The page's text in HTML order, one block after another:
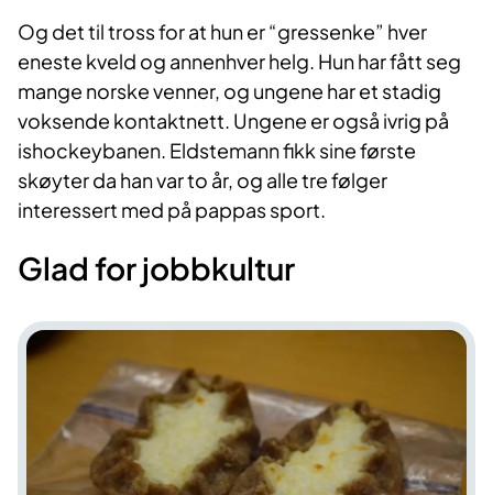
Og det til tross for at hun er “gressenke” hver
eneste kveld og annenhver helg. Hun har fått seg
mange norske venner, og ungene har et stadig
voksende kontaktnett. Ungene er også ivrig på
ishockeybanen. Eldstemann fikk sine første
skøyter da han var to år, og alle tre følger
interessert med på pappas sport.
Glad for jobbkultur